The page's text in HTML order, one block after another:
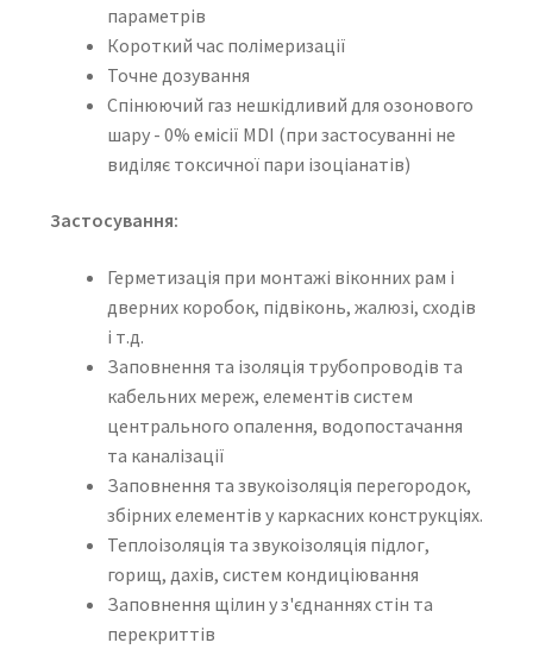
параметрів
Короткий час полімеризації
Точне дозування
Спінюючий газ нешкідливий для озонового
шару - 0% емісії MDI (при застосуванні не
виділяє токсичної пари ізоціанатів)
Застосування:
Герметизація при монтажі віконних рам і
дверних коробок, підвіконь, жалюзі, сходів
і т.д.
Заповнення та ізоляція трубопроводів та
кабельних мереж, елементів систем
центрального опалення, водопостачання
та каналізації
Заповнення та звукоізоляція перегородок,
збірних елементів у каркасних конструкціях.
Теплоізоляція та звукоізоляція підлог,
горищ, дахів, систем кондиціювання
Заповнення щілин у з'єднаннях стін та
перекриттів